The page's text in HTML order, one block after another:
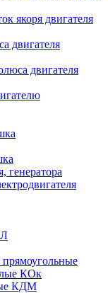
якоря двигателя
двигателя
двигателя
генератора
КОк
КДМ